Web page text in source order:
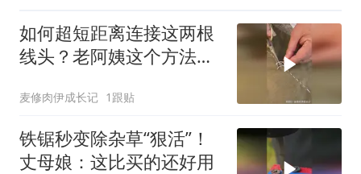
如何超短距离连接这两根
线头？老阿姨这个方法值
麦修肉伊成长记 1跟贴
铁锯秒变除杂草“狠活”！
丈母娘：这比买的还好用